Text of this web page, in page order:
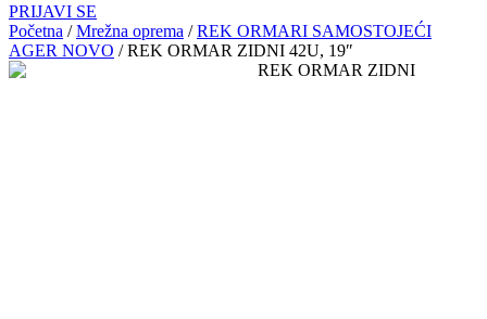
PRIJAVI SE
Početna /Mrežna oprema /REK ORMARI SAMOSTOJEĆI
AGER NOVO / REK ORMAR ZIDNI 42U, 19″